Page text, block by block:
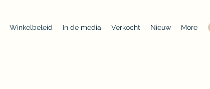
Winkelbeleid In de media Verkocht Nieuw More